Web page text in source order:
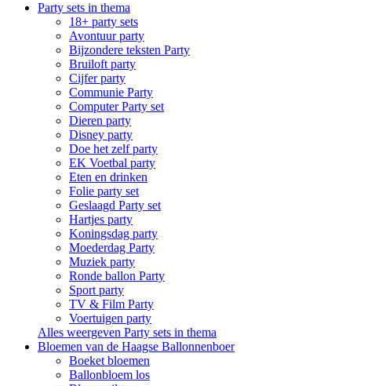
Party sets in thema
18+ party sets
Avontuur party
Bijzondere teksten Party
Bruiloft party
Cijfer party
Communie Party
Computer Party set
Dieren party
Disney party
Doe het zelf party
EK Voetbal party
Eten en drinken
Folie party set
Geslaagd Party set
Hartjes party
Koningsdag party
Moederdag Party
Muziek party
Ronde ballon Party
Sport party
TV & Film Party
Voertuigen party
Alles weergeven Party sets in thema
Bloemen van de Haagse Ballonnenboer
Boeket bloemen
Ballonbloem los